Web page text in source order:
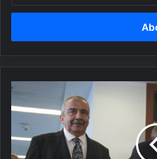
adresinizi
DEM
Parti
Ocak'ta
açıklama